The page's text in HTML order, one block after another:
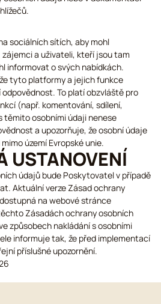
sociálních sítích, aby mohl
a uživateli, kteří jsou tam
informovat o svých nabídkách.
tyto platformy a jejich funkce
To platí obzvláště pro
(např. komentování, sdílení,
těmito osobními údaji nenese
a upozorňuje, že osobní údaje
území Evropské unie.
USTANOVENÍ
údajů bude Poskytovatel v případě
Aktuální verze Zásad ochrany
na webové stránce
Zásadách ochrany osobních
způsobech nakládání s osobními
informuje tak, že před implementací
příslušné upozornění.